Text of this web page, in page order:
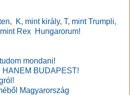
K, mint király, T, mint Trumpli,
Rex Hungarorum!
mondani!
HANEM BUDAPEST!
Magyarország